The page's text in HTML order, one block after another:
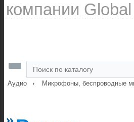
компании
Аудио Микрофоны, беспроводные